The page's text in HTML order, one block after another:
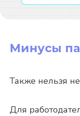
Минусы
Также нельзя
Для